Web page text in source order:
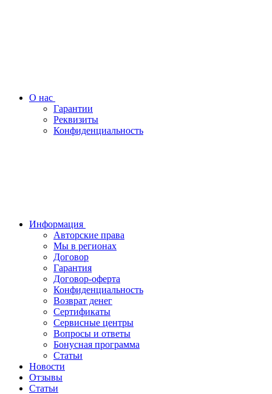
О нас
Гарантии
Реквизиты
Конфиденциальность
Информация
Авторские права
Мы в регионах
Договор
Гарантия
Договор-оферта
Конфиденциальность
Возврат денег
Сертификаты
Сервисные центры
Вопросы и ответы
Бонусная программа
Статьи
Новости
Отзывы
Статьи